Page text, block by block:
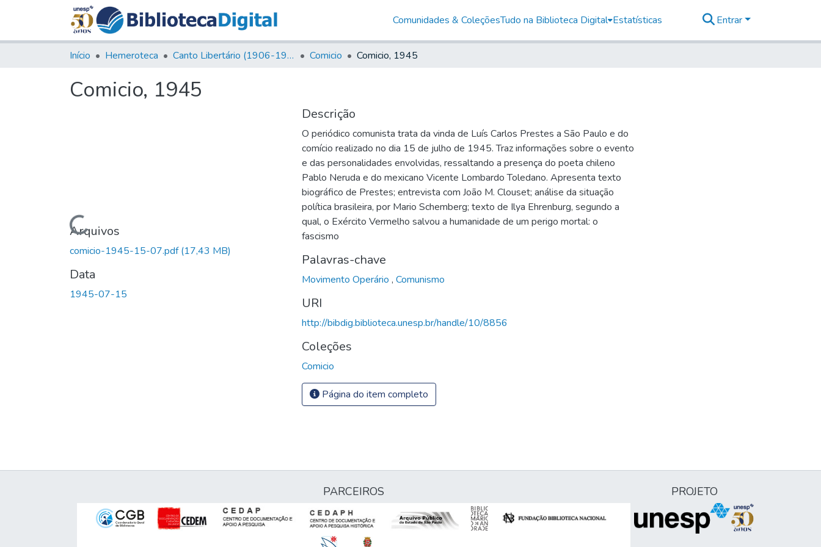
Comunidades & ColeçõesTudo na Biblioteca Digital Estatísticas Entrar
Início Hemeroteca Canto Libertário (1906-1995) Comicio Comicio, 1945
Comicio, 1945
Carregando...
Arquivos
comicio-1945-15-07.pdf(17,43 MB)
Data
1945-07-15
Descrição
O periódico comunista trata da vinda de Luís Carlos Prestes a São Paulo e do
comício realizado no dia 15 de julho de 1945. Traz informações sobre o evento
e das personalidades envolvidas, ressaltando a presença do poeta chileno
Pablo Neruda e do mexicano Vicente Lombardo Toledano. Apresenta texto
biográfico de Prestes; entrevista com João M. Clouset; análise da situação
política brasileira, por Mario Schemberg; texto de Ilya Ehrenburg, segundo a
qual, o Exército Vermelho salvou a humanidade de um perigo mortal: o
fascismo
Palavras-chave
Movimento Operário , Comunismo
URI
http://bibdig.biblioteca.unesp.br/handle/10/8856
Coleções
Comicio
Página do item completo
PARCEIROS PROJETO